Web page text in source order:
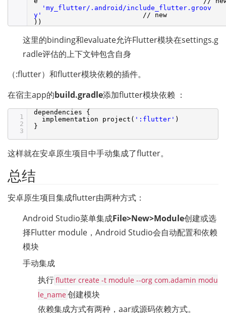
'my_flutter/.android/include_flutter.groov
y'
//
new
))
这里的binding和evaluate允许Flutter模块在settings.g
radle评估的上下文钟包含自身
（:flutter）和flutter模块依赖的插件。
在宿主app的build.gradle添加flutter模块依赖 ：
1
2
3
dependencies {
implementation project( ':flutter' )
}
这样就在安卓原生项目中手动集成了flutter。
总结
安卓原生项目集成flutter由两种方式：
Android Studio菜单集成File>New>Module创建或选
择Flutter module，Android Studio会自动配置和依赖
模块
手动集成
执行flutter create -t module --org com.adamin modu
le_name 创建模块
依赖集成方式有两种，aar或源码依赖方式。